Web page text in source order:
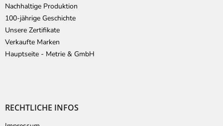
Nachhaltige Produktion
100-jährige Geschichte
Unsere Zertifikate
Verkaufte Marken
Hauptseite - Metrie & GmbH
RECHTLICHE INFOS